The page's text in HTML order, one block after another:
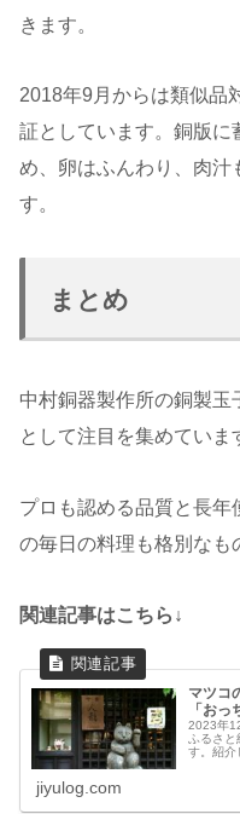
きます。
2018年9月からは類似品
証としています。銅版に
め、卵はふんわり、肉汁
す。
まとめ
中村銅器製作所の銅製
として注目を集めていま
プロも認める品質と長
の毎日の料理も格別なも
関連記事はこちら↓
マツコ
「お
2023年
ふるさ
す。紹介
jiyulog.com